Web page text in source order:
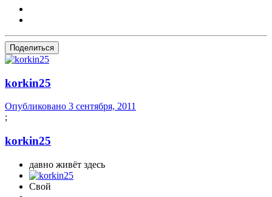
Поделиться
korkin25
Опубликовано 3 сентября, 2011
;
korkin25
давно живёт здесь
Свой